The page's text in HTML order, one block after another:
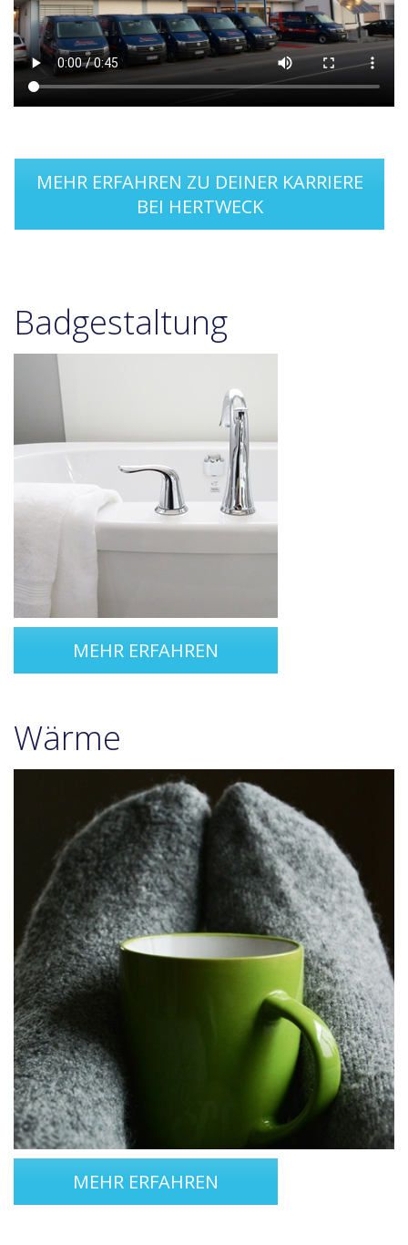
MEHR ERFAHREN ZU DEINER KARRIERE
BEI HERTWECK
Badgestaltung
MEHR ERFAHREN
Wärme
MEHR ERFAHREN